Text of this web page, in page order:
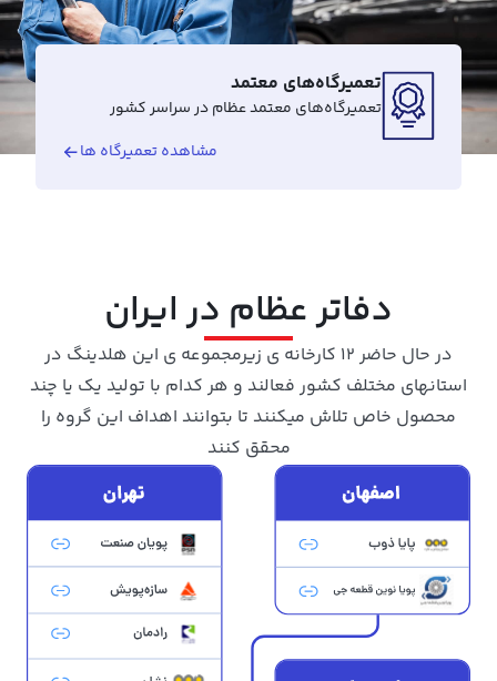
تعمیرگاه‌های معتمد
تعمیرگاه‌های معتمد عظام در سراسر کشور
مشاهده تعمیرگاه ها
دفاتر عظام در ایران
در حال حاضر 12 کارخانه ی زیرمجموعه ی این هلدینگ در
استانهای مختلف کشور فعالند و هر کدام با تولید یک یا چند
محصول خاص تلاش میکنند تا بتوانند اهداف این گروه را
محقق کنند